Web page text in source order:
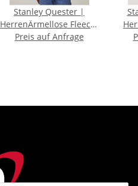
Stanley Quester |
HerrenÄrmellose Fleece-
Jacke
Preis auf Anfrage